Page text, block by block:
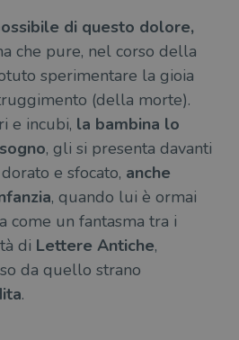
di questo dolore,
che pure, nel corso della
sperimentare la gioia
(della morte).
e incubi, la bambina lo
, gli si presenta davanti
e sfocato, anche
, quando lui è ormai
come un fantasma tra i
di Lettere Antiche,
da quello strano
.